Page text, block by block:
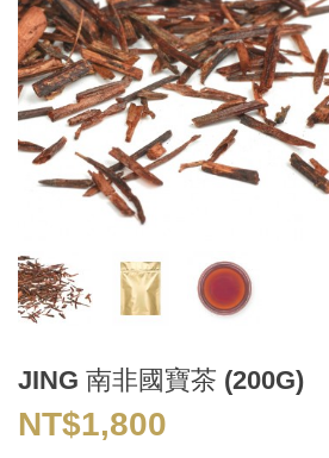
JING 南非國寶茶 (200G)
NT$1,800